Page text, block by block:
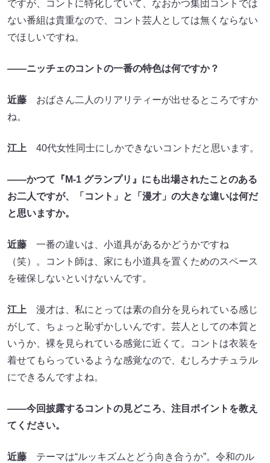
ですが、コントに特化していて、なおかつ集団コントでは
ない番組は貴重なので、コント芸人としては無くならない
でほしいですね。
――ニッチェのコントの一番の特色は何ですか？
近藤 おばさん二人のリアリティーが出せるところですか
ね。
江上 40代女性同士にしかできないコントだと思います。
――かつて『M-1 グランプリ』にも出場されたことのある
お二人ですが、「コント」と「漫才」の大きな違いは何だ
と思いますか。
近藤 一番の違いは、小道具があるかどうかですね
（笑）。コント師は、家にも小道具を置くためのスペース
を確保しないといけないんです。
江上 漫才は、私にとっては素の自分を見られている感じ
がして、ちょっと恥ずかしいんです。芸人としての本質と
いうか、裸を見られている感覚に近くて。コントは衣装を
着せてもらっているような感覚なので、むしろナチュラル
にできるんですよね。
――今回披露するコントの見どころ、注目ポイントを教え
てください。
近藤 テーマは“ルッキズムとどう向き合うか”。令和のル